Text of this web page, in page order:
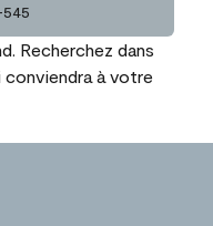
Recherchez dans
conviendra à votre